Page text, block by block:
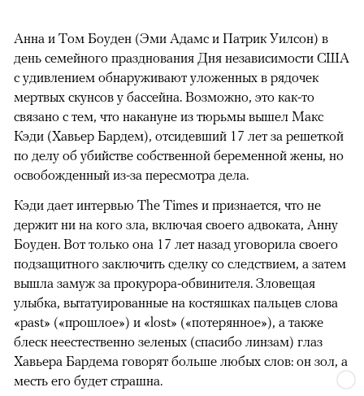
Анна и Том Боуден (Эми Адамс и Патрик Уилсон) в
день семейного празднования Дня независимости США
с удивлением обнаруживают уложенных в рядочек
мертвых скунсов у бассейна. Возможно, это как-то
связано с тем, что накануне из тюрьмы вышел Макс
Кэди (Хавьер Бардем), отсидевший 17 лет за решеткой
по делу об убийстве собственной беременной жены, но
освобожденный из-за пересмотра дела.
Кэди дает интервью The Times и признается, что не
держит ни на кого зла, включая своего адвоката, Анну
Боуден. Вот только она 17 лет назад уговорила своего
подзащитного заключить сделку со следствием, а затем
вышла замуж за прокурора-обвинителя. Зловещая
улыбка, вытатуированные на костяшках пальцев слова
«past» («прошлое») и «lost» («потерянное»), а также
блеск неестественно зеленых (спасибо линзам) глаз
Хавьера Бардема говорят больше любых слов: он зол, а
месть его будет страшна.